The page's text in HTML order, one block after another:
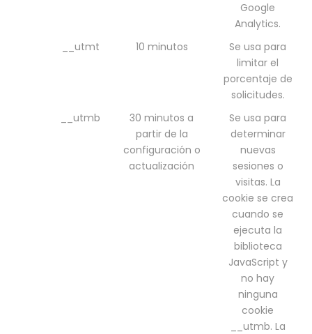
Google
Analytics.
__utmt
10 minutos
Se usa para
limitar el
porcentaje de
solicitudes.
__utmb
30 minutos a
partir de la
configuración o
actualización
Se usa para
determinar
nuevas
sesiones o
visitas. La
cookie se crea
cuando se
ejecuta la
biblioteca
JavaScript y
no hay
ninguna
cookie
__utmb. La